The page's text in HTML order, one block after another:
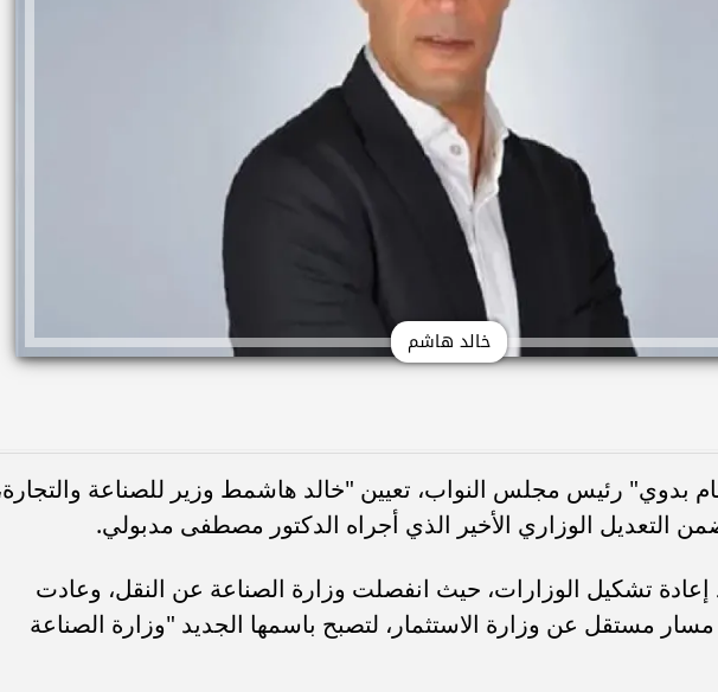
خالد هاشم
بدوي" رئيس مجلس النواب، تعيين "خالد هاشمط وزير للصناعة
التعديل الوزاري الأخير الذي أجراه الدكتور مصطفى مدبولي.
إعادة تشكيل الوزارات، حيث انفصلت وزارة الصناعة عن النقل، وعادت
مسار مستقل عن وزارة الاستثمار، لتصبح باسمها الجديد "وزارة الصناعة